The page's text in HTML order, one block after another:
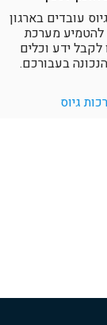
עובדים בארגון
מערכת
לקבל ידע וכלים
בעבורכם.
גיוס